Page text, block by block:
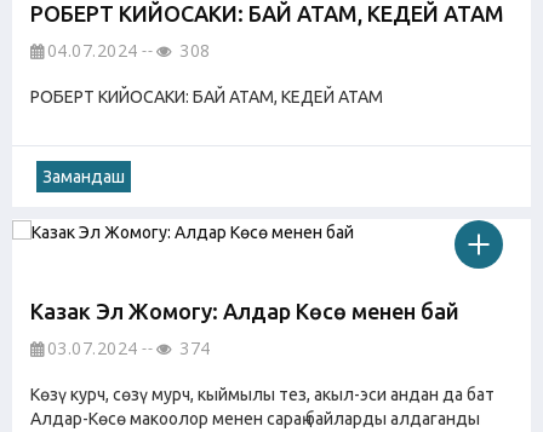
РОБЕРТ КИЙОСАКИ: БАЙ АТАМ, КЕДЕЙ АТАМ
04.07.2024 308
РОБЕРТ КИЙОСАКИ: БАЙ АТАМ, КЕДЕЙ АТАМ
Замандаш
Казак Эл Жомогу: Алдар Көсө менен бай
03.07.2024 374
Көзү курч, сөзү мурч, кыймылы тез, акыл-эси андан да бат
Алдар-Көсө макоолор менен сараң байларды алдаганды